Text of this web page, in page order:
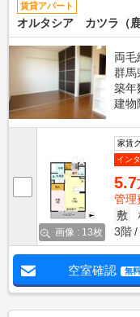
賃貸アパート
オルタシア カツラ（鹿
両毛
群馬
築年
建物
画像 : 13枚
家賃
イン
5.7
管理
敷
3階
空室確認 無料